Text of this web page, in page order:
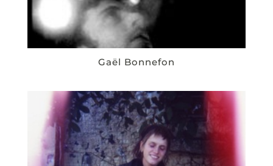
Gaël Bonnefon